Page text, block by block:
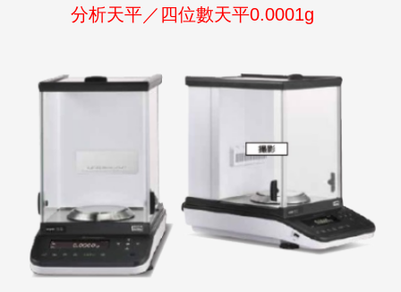
分析天平／四位數天平0.0001g